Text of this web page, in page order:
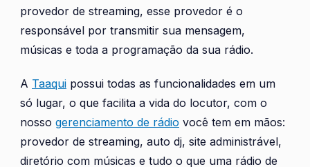
provedor de streaming, esse provedor é o
responsável por transmitir sua mensagem,
músicas e toda a programação da sua rádio.
A Taaqui possui todas as funcionalidades em um
só lugar, o que facilita a vida do locutor, com o
nosso gerenciamento de rádio você tem em mãos:
provedor de streaming, auto dj, site administrável,
diretório com músicas e tudo o que uma rádio de